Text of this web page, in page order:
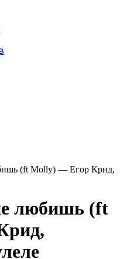
(ft Molly) — Егор Крид,
любишь (ft